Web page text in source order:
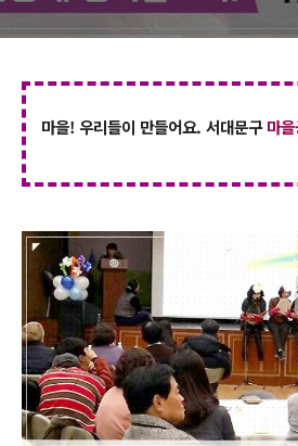
마을! 우리들이 만들어요. 서대문구마